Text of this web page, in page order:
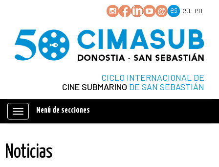
es eu en
CICLO INTERNACIONAL DE
CINE SUBMARINO DE SAN SEBASTIÁN
Mostrar/ocultar
Menú de secciones
Noticias